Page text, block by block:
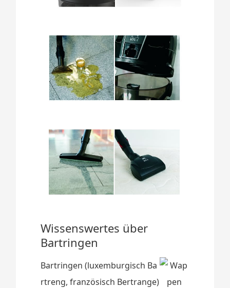
Wissenswertes über
Bartringen
Bartringen (luxemburgisch Ba
rtreng, französisch Bertrange)